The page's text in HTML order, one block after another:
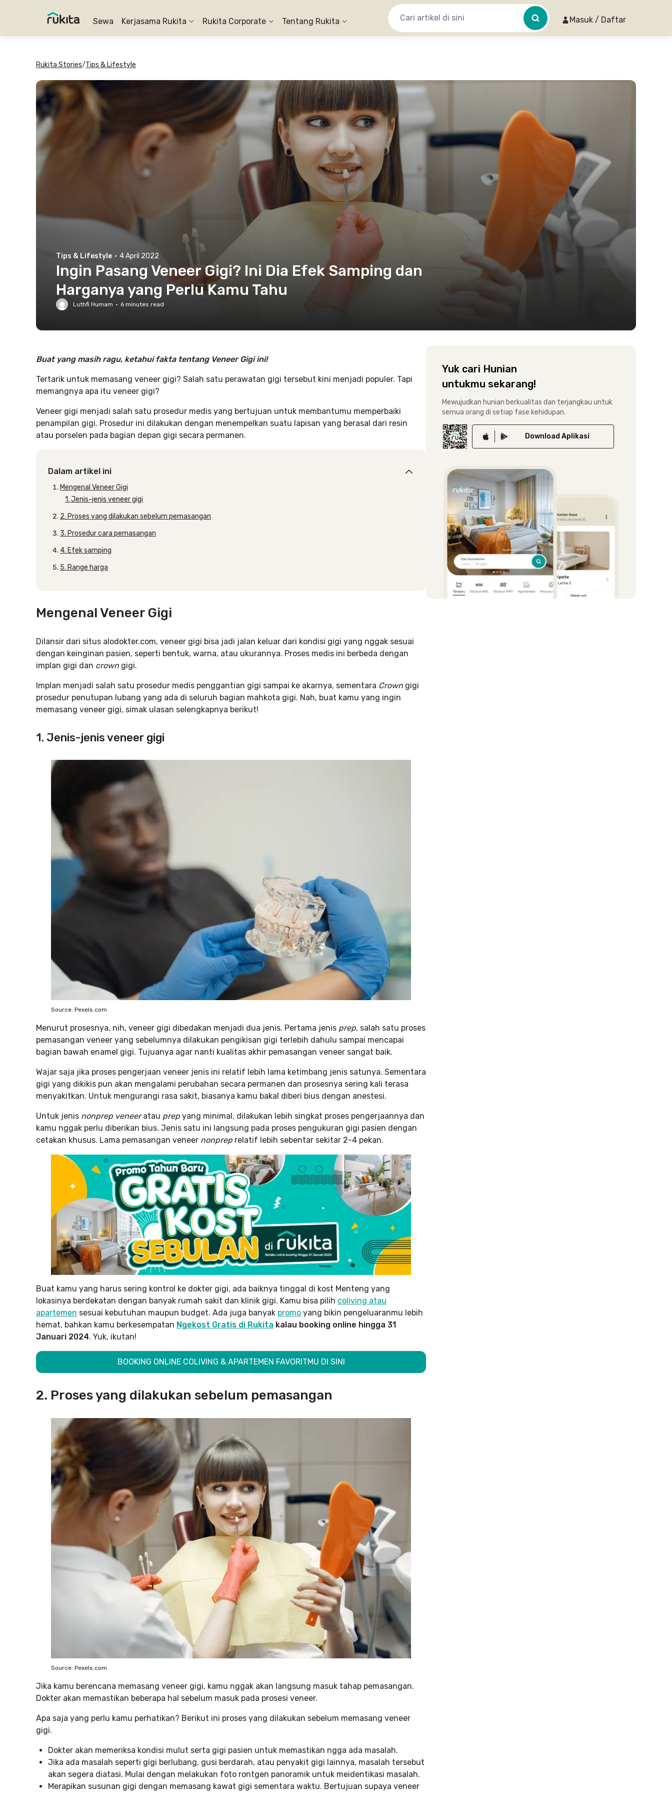
Sewa Kerjasama Rukita Rukita Corporate Tentang Rukita Masuk / Daftar
Rukita Stories/Tips & Lifestyle
Tips & Lifestyle · 4 April 2022
Ingin Pasang Veneer Gigi? Ini Dia Efek Samping dan
Harganya yang Perlu Kamu Tahu
Luthfi Humam · 6 minutes read
Buat yang masih ragu, ketahui fakta tentang Veneer Gigi ini!
Tertarik untuk memasang veneer gigi? Salah satu perawatan gigi tersebut kini menjadi populer. Tapi
memangnya apa itu veneer gigi?
Veneer gigi menjadi salah satu prosedur medis yang bertujuan untuk membantumu memperbaiki
penampilan gigi. Prosedur ini dilakukan dengan menempelkan suatu lapisan yang berasal dari resin
atau porselen pada bagian depan gigi secara permanen.
Dalam artikel ini
Mengenal Veneer Gigi
1. Jenis-jenis veneer gigi
2. Proses yang dilakukan sebelum pemasangan
3. Prosedur cara pemasangan
4. Efek samping
5. Range harga
Mengenal Veneer Gigi
Dilansir dari situs alodokter.com, veneer gigi bisa jadi jalan keluar dari kondisi gigi yang nggak sesuai
dengan keinginan pasien, seperti bentuk, warna, atau ukurannya. Proses medis ini berbeda dengan
implan gigi dan crown gigi.
Implan menjadi salah satu prosedur medis penggantian gigi sampai ke akarnya, sementara Crown gigi
prosedur penutupan lubang yang ada di seluruh bagian mahkota gigi. Nah, buat kamu yang ingin
memasang veneer gigi, simak ulasan selengkapnya berikut!
1. Jenis-jenis veneer gigi
Source: Pexels.com
Menurut prosesnya, nih, veneer gigi dibedakan menjadi dua jenis. Pertama jenis prep, salah satu proses
pemasangan veneer yang sebelumnya dilakukan pengikisan gigi terlebih dahulu sampai mencapai
bagian bawah enamel gigi. Tujuanya agar nanti kualitas akhir pemasangan veneer sangat baik.
Wajar saja jika proses pengerjaan veneer jenis ini relatif lebih lama ketimbang jenis satunya. Sementara
gigi yang dikikis pun akan mengalami perubahan secara permanen dan prosesnya sering kali terasa
menyakitkan. Untuk mengurangi rasa sakit, biasanya kamu bakal diberi bius dengan anestesi.
Untuk jenis nonprep veneeratau prep yang minimal, dilakukan lebih singkat proses pengerjaannya dan
kamu nggak perlu diberikan bius. Jenis satu ini langsung pada proses pengukuran gigi pasien dengan
cetakan khusus. Lama pemasangan veneer nonprep relatif lebih sebentar sekitar 2-4 pekan.
Buat kamu yang harus sering kontrol ke dokter gigi, ada baiknya tinggal di kost Menteng yang
lokasinya berdekatan dengan banyak rumah sakit dan klinik gigi. Kamu bisa pilih coliving atau
apartemen sesuai kebutuhan maupun budget. Ada juga banyak promo yang bikin pengeluaranmu lebih
hemat, bahkan kamu berkesempatan Ngekost Gratis di Rukita kalau booking online hingga 31
Januari 2024. Yuk, ikutan!
BOOKING ONLINE COLIVING & APARTEMEN FAVORITMU DI SINI
2. Proses yang dilakukan sebelum pemasangan
Source: Pexels.com
Jika kamu berencana memasang veneer gigi, kamu nggak akan langsung masuk tahap pemasangan.
Dokter akan memastikan beberapa hal sebelum masuk pada prosesi veneer.
Apa saja yang perlu kamu perhatikan? Berikut ini proses yang dilakukan sebelum memasang veneer
gigi.
Dokter akan memeriksa kondisi mulut serta gigi pasien untuk memastikan ngga ada masalah.
Jika ada masalah seperti gigi berlubang, gusi berdarah, atau penyakit gigi lainnya, masalah tersebut
akan segera diatasi. Mulai dengan melakukan foto rontgen panoramik untuk meidentikasi masalah.
Merapikan susunan gigi dengan memasang kawat gigi sementara waktu. Bertujuan supaya veneer
Yuk cari Hunian
untukmu sekarang!
Mewujudkan hunian berkualitas dan terjangkau untuk
semua orang di setiap fase kehidupan.
Download Aplikasi